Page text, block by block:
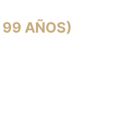
99 AÑOS)